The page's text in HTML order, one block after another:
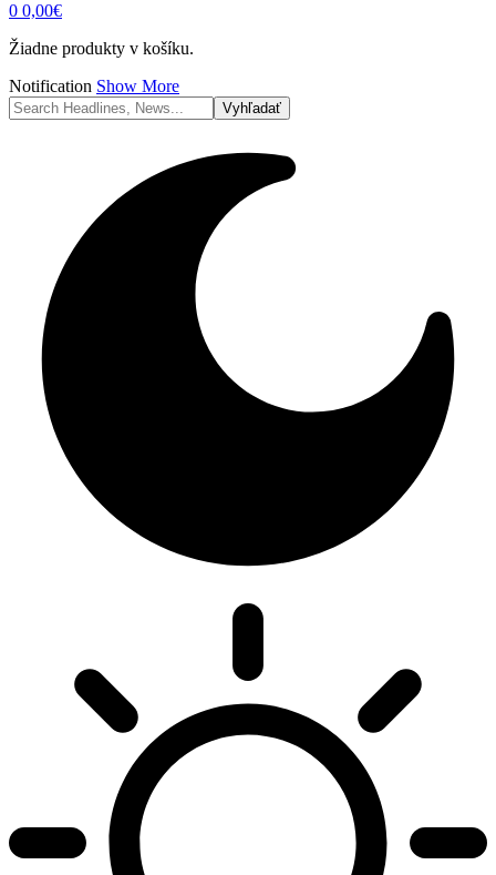
0 0,00€
Žiadne produkty v košíku.
Notification Show More